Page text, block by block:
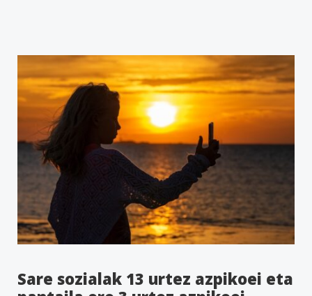
Sare sozialak 13 urtez azpikoei eta